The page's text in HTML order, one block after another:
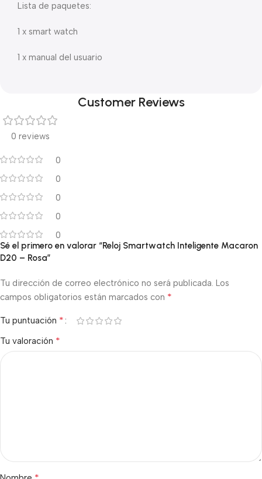
Lista de paquetes:
1 x smart watch
1 x manual del usuario
Customer Reviews
0 reviews
0
0
0
0
0
Sé el primero en valorar “Reloj Smartwatch Inteligente Macaron
D20 – Rosa”
Tu dirección de correo electrónico no será publicada. Los
campos obligatorios están marcados con *
Tu puntuación *
Tu valoración *